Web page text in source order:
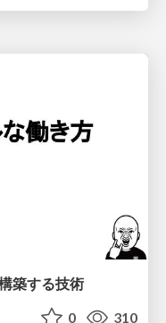
築する技術
0 310